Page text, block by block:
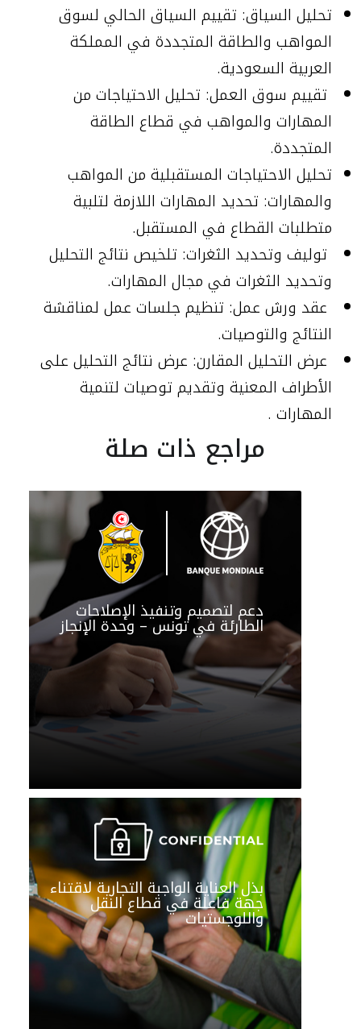
تحليل السياق: تقييم السياق الحالي لسوق
المواهب والطاقة المتجددة في المملكة
العربية السعودية.
تقييم سوق العمل: تحليل الاحتياجات من
المهارات والمواهب في قطاع الطاقة
المتجددة.
تحليل الاحتياجات المستقبلية من المواهب
والمهارات: تحديد المهارات اللازمة لتلبية
متطلبات القطاع في المستقبل.
توليف وتحديد الثغرات: تلخيص نتائج التحليل
وتحديد الثغرات في مجال المهارات.
عقد ورش عمل: تنظيم جلسات عمل لمناقشة
النتائج والتوصيات.
عرض التحليل المقارن: عرض نتائج التحليل على
الأطراف المعنية وتقديم توصيات لتنمية
المهارات .
مراجع ذات صلة
دعم لتصميم وتنفيذ الإصلاحات
الطارئة في تونس – وحدة الإنجاز
بذل العناية الواجبة التجارية لاقتناء
جهة فاعلة في قطاع النقل
واللوجستيات